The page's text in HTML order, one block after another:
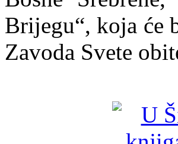
Brijegu“, koja će
Zavoda Svete